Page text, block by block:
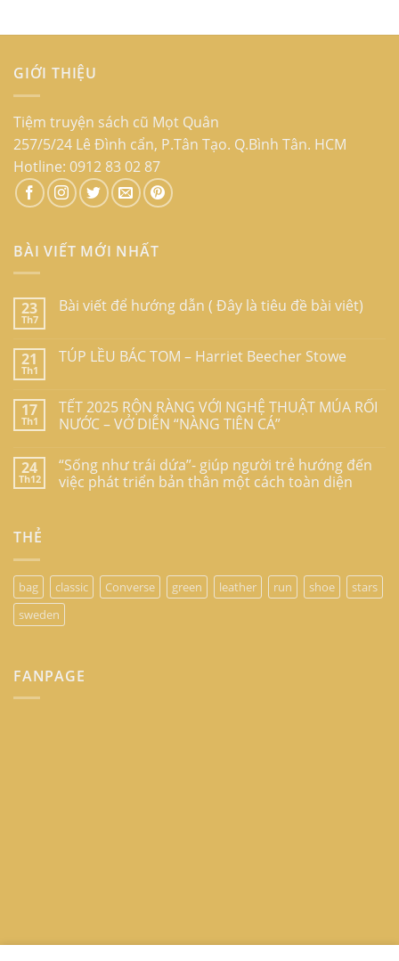
GIỚI THIỆU
Tiệm truyện sách cũ Mọt Quân
257/5/24 Lê Đình cẩn, P.Tân Tạo. Q.Bình Tân. HCM
Hotline: 0912 83 02 87
BÀI VIẾT MỚI NHẤT
23
Th7
Bài viết để hướng dẫn ( Đây là tiêu đề bài viêt)
21
Th1
TÚP LỀU BÁC TOM – Harriet Beecher Stowe
17
Th1
TẾT 2025 RỘN RÀNG VỚI NGHỆ THUẬT MÚA RỐI
NƯỚC – VỞ DIỄN “NÀNG TIÊN CÁ”
24
Th12
“Sống như trái dứa”- giúp người trẻ hướng đến
việc phát triển bản thân một cách toàn diện
THẺ
bag classic Converse green leather run shoe
stars
sweden
FANPAGE